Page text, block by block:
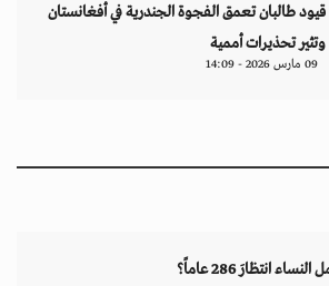
قيود طالبان تعمق الفجوة الجندرية في أفغانستان
وتثير تحذيرات أممية
09 مارس 2026 - 14:09
انتظارَ 286 عاماً؟